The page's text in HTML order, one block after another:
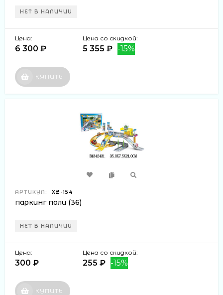
НЕТ В НАЛИЧИИ
Цена:
6 300 ₽
Цена со скидкой:
5 355 ₽ -15%
КУПИТЬ
АРТИКУЛ: XZ-154
паркинг поли (36)
НЕТ В НАЛИЧИИ
Цена:
300 ₽
Цена со скидкой:
255 ₽ -15%
КУПИТЬ